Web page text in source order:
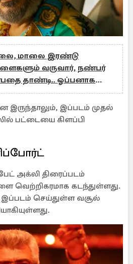
மாலை இரண்டு
வருவார், நண்பர்
தாண்டி.. ஓப்பனாக
சமந்தா
இப்படம் முதல்
பட்டையை கிளப்பி
அக்லி திரைப்படம்
வெற்றிகரமாக கடந்துள்ளது.
செய்துள்ள வசூல்